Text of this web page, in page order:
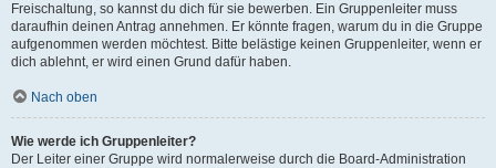
Freischaltung, so kannst du dich für sie bewerben. Ein Gruppenleiter muss
daraufhin deinen Antrag annehmen. Er könnte fragen, warum du in die Gruppe
aufgenommen werden möchtest. Bitte belästige keinen Gruppenleiter, wenn er
dich ablehnt, er wird einen Grund dafür haben.
Nach oben
Wie werde ich Gruppenleiter?
Der Leiter einer Gruppe wird normalerweise durch die Board-Administration